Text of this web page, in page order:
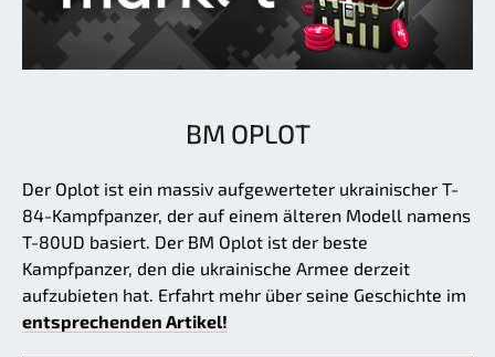
BM OPLOT
Der Oplot ist ein massiv aufgewerteter ukrainischer T-
84-Kampfpanzer, der auf einem älteren Modell namens
T-80UD basiert. Der BM Oplot ist der beste
Kampfpanzer, den die ukrainische Armee derzeit
aufzubieten hat. Erfahrt mehr über seine Geschichte im
entsprechenden Artikel!